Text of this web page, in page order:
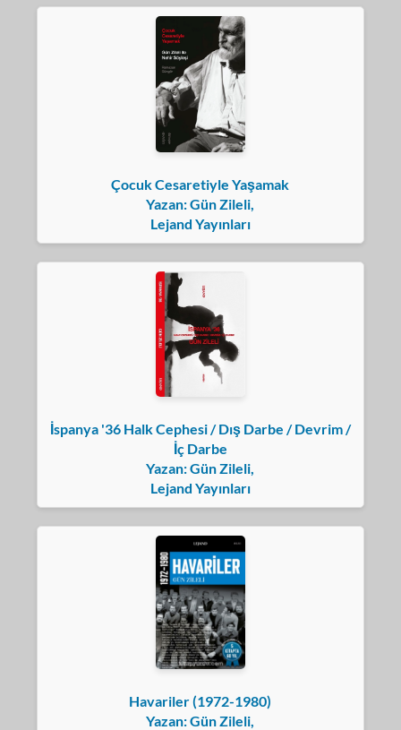
Çocuk Cesaretiyle Yaşamak
Yazan: Gün Zileli,
Lejand Yayınları
İspanya '36 Halk Cephesi / Dış Darbe / Devrim /
İç Darbe
Yazan: Gün Zileli,
Lejand Yayınları
Havariler (1972-1980)
Yazan: Gün Zileli,